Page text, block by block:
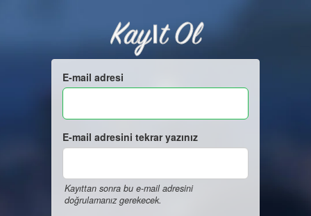
Kayıt Ol
E-mail adresi
E-mail adresini tekrar yazınız
Kayıttan sonra bu e-mail adresini
doğrulamanız gerekecek.